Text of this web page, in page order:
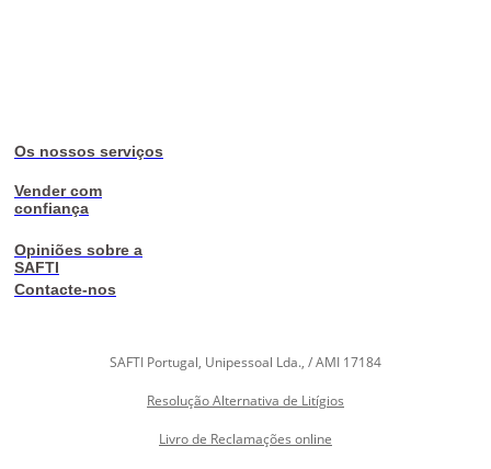
Os nossos serviços
Vender com
confiança
Opiniões sobre a
SAFTI
Contacte-nos
SAFTI Portugal, Unipessoal Lda., / AMI 17184
Resolução Alternativa de Litígios
Livro de Reclamações online